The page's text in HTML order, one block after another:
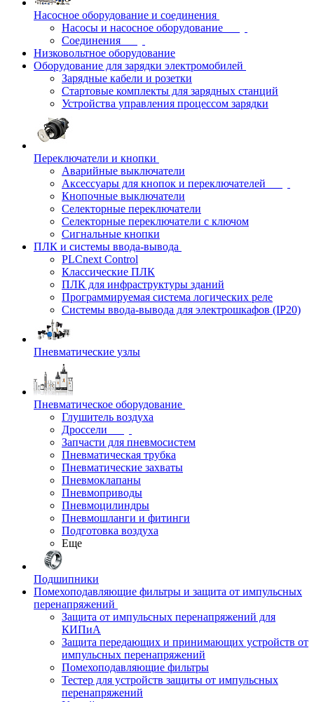
Насосное оборудование и соединения
Насосы и насосное оборудование
Соединения
Низковольтное оборудование
Оборудование для зарядки электромобилей
Зарядные кабели и розетки
Стартовые комплекты для зарядных станций
Устройства управления процессом зарядки
Переключатели и кнопки
Аварийные выключатели
Аксессуары для кнопок и переключателей
Кнопочные выключатели
Селекторные переключатели
Селекторные переключатели с ключом
Сигнальные кнопки
ПЛК и системы ввода-вывода
PLCnext Control
Классические ПЛК
ПЛК для инфраструктуры зданий
Программируемая система логических реле
Системы ввода-вывода для электрошкафов (IP20)
Пневматические узлы
Пневматическое оборудование
Глушитель воздуха
Дроссели
Запчасти для пневмосистем
Пневматическая трубка
Пневматические захваты
Пневмоклапаны
Пневмоприводы
Пневмоцилиндры
Пневмошланги и фитинги
Подготовка воздуха
Еще
Подшипники
Помехоподавляющие фильтры и защита от импульсных
перенапряжений
Защита от импульсных перенапряжений для
КИПиА
Защита передающих и принимающих устройств от
импульсных перенапряжений
Помехоподавляющие фильтры
Тестер для устройств защиты от импульсных
перенапряжений